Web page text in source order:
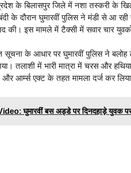
के बिलासपुर जिले में नशा तस्करी के
के दौरान घुमारवीं पुलिस ने मंडी से आ
की। इस मामले में टैक्सी में सवार चार
सूचना के आधार पर घुमारवीं पुलिस ने बलोह
तलाशी में भारी मात्रा में चरस और
और आर्म्स एक्ट के तहत मामला दर्ज कर
घुमारवीं बस अड्डे पर दिनदहाड़े युवक पर